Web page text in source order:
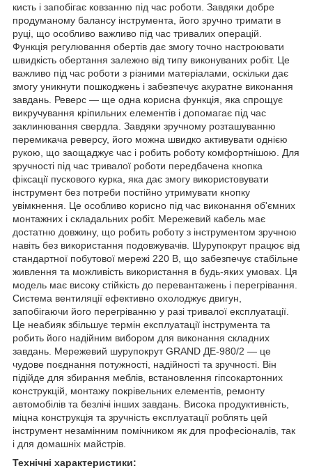
кисть і запобігає ковзанню під час роботи. Завдяки добре
продуманому балансу інструмента, його зручно тримати в
руці, що особливо важливо під час тривалих операцій.
Функція регулювання обертів дає змогу точно настроювати
швидкість обертання залежно від типу виконуваних робіт. Це
важливо під час роботи з різними матеріалами, оскільки дає
змогу уникнути пошкоджень і забезпечує акуратне виконання
завдань. Реверс — ще одна корисна функція, яка спрощує
викручування кріпильних елементів і допомагає під час
заклинювання свердла. Завдяки зручному розташуванню
перемикача реверсу, його можна швидко активувати однією
рукою, що заощаджує час і робить роботу комфортнішою. Для
зручності під час тривалої роботи передбачена кнопка
фіксації пускового курка, яка дає змогу використовувати
інструмент без потреби постійно утримувати кнопку
увімкнення. Це особливо корисно під час виконання об'ємних
монтажних і складальних робіт. Мережевий кабель має
достатню довжину, що робить роботу з інструментом зручною
навіть без використання подовжувачів. Шурупокрут працює від
стандартної побутової мережі 220 В, що забезпечує стабільне
живлення та можливість використання в будь-яких умовах. Ця
модель має високу стійкість до перевантажень і перегрівання.
Система вентиляції ефективно охолоджує двигун,
запобігаючи його перегріванню у разі тривалої експлуатації.
Це неабияк збільшує термін експлуатації інструмента та
робить його надійним вибором для виконання складних
завдань. Мережевий шурупокрут GRAND ДЕ-980/2 — це
чудове поєднання потужності, надійності та зручності. Він
підійде для збирання меблів, встановлення гіпсокартонних
конструкцій, монтажу покрівельних елементів, ремонту
автомобілів та безлічі інших завдань. Висока продуктивність,
міцна конструкція та зручність експлуатації роблять цей
інструмент незамінним помічником як для професіоналів, так
і для домашніх майстрів.
Технічні характеристики: